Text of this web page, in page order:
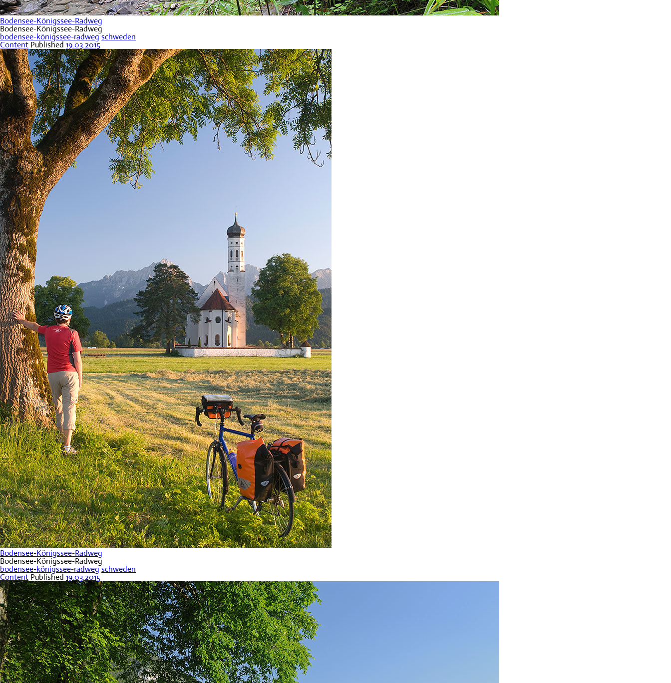
Bodensee-Königssee-Radweg
Bodensee-Königssee-Radweg
bodensee-königssee-radwegschweden
Content Published 19.03.2015
Bodensee-Königssee-Radweg
Bodensee-Königssee-Radweg
bodensee-königssee-radwegschweden
Content Published 19.03.2015